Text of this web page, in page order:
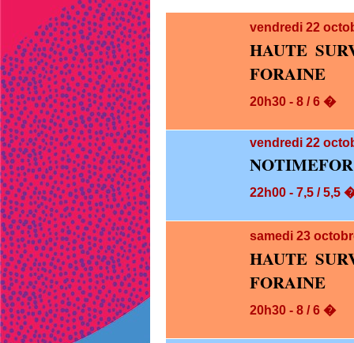
vendredi 22
HAUTE
FORAINE
20h30 - 8 / 6 �
vendredi 22
22h00 - 7,5 / 5,5
samedi 23
HAUTE
FORAINE
20h30 - 8 / 6 �